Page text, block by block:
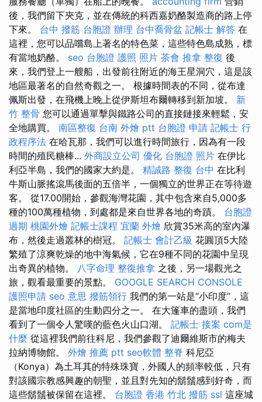
後，我們留下夾克，並在傳統的科西嘉奶酪製造商的路上停
下來。 台中 撥筋 台胞證 辦理 台中喬骨盆 記帳士 解答 在
這裡，您可以品嚐島上著名的特色菜，這些特色島成熟，標
有當地奶酪。 seo 台胞證 護照 照片 茶會 推拿 整復 後
來，我們登上一艘船，出發前往附近的海王星洞穴，這是該
地區最著名的自然奇觀之一。 根據時間表的不同，從布達
佩斯出發，在飛機上晚上從伊斯坦布爾轉移到新加坡。 新
竹 整骨 您可以通過單擊與鐵路公司的直接鏈接來輕鬆，安
全地購買。 南區整復 台南 外燴 ptt 台胞證 申請 記帳士 行
政程序法 在哈瓦那，我們可以進行時間旅行，因為有一段
時間的殖民糖棒... 外商設立公司 優化 台胞證 照片 在伊比
利亞半島，我們的國家大約是。 精誠路 整復 台中 在比利
牛斯山脈搖滾馬後面的五倍半，一個獨立的世界正在等待遊
客。 從17.00開始，參觀海灣花園，其中包含來自5,000多
種的100萬種植物，到處都是來自世界各地的奇蹟。 台胞證
過期 桃園外燴 記帳士課程 宜蘭 外燴 欣賞35米高的室內瀑
布，然後走過叢林的樹冠。 記帳士 會計乙級 花圓頂5大陸
繁殖了涼爽乾燥的地中海氣候，它在9種不同的花園中呈現
出奇異的植物。 八字命理 整復推拿 之後，另一場觀光之
旅，觀看最重要的景點。 GOOGLE SEARCH CONSOLE
護照申請 seo 意思 撥筋領行 我們的第一站是“小印度”，這
是當地印度社區的生動四分之一。 在大篷車的盡頭，我們
看到了一個令人驚嘆的藍色火山口湖。 記帳士 接案 com是
什麼 從這裡我們前往科尼，我們參觀了迪爾維斯市的梅夫
拉納博物館。 外燴 推薦 ptt seo軟體 整脊 科尼亞
（Konya）為土耳其的特殊珠寶，外國人的頻率較低，只有
對該國宗教感興趣的朝聖，並且對先知的鬍鬚感到好奇，而
這些鬍鬚被保留在這裡。 台胞證 香港 竹北 撥筋 ssl 這座城